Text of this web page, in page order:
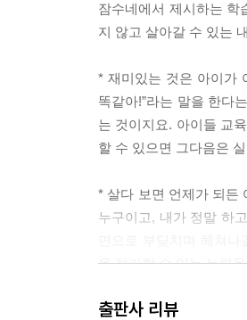
잠수네에서 제시하는 학
지 않고 살아갈 수 있는
* 재미있는 것은 아이가
똑같아!”라는 말을 한다
는 것이지요. 아이들 교
할 수 있으면 그다음은
* 살다 보면 언제가 되든
누구이고, 내가 정말 하
을 정리할 수 있는 능력
부모가 줄 수 있는 인생
출판사 리뷰